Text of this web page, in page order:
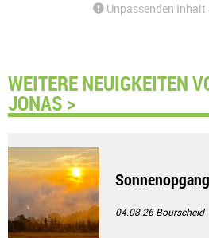
Unpassenden Inhalt
WEITERE NEUIGKEITEN
JONAS >
04.08.26Bourscheid